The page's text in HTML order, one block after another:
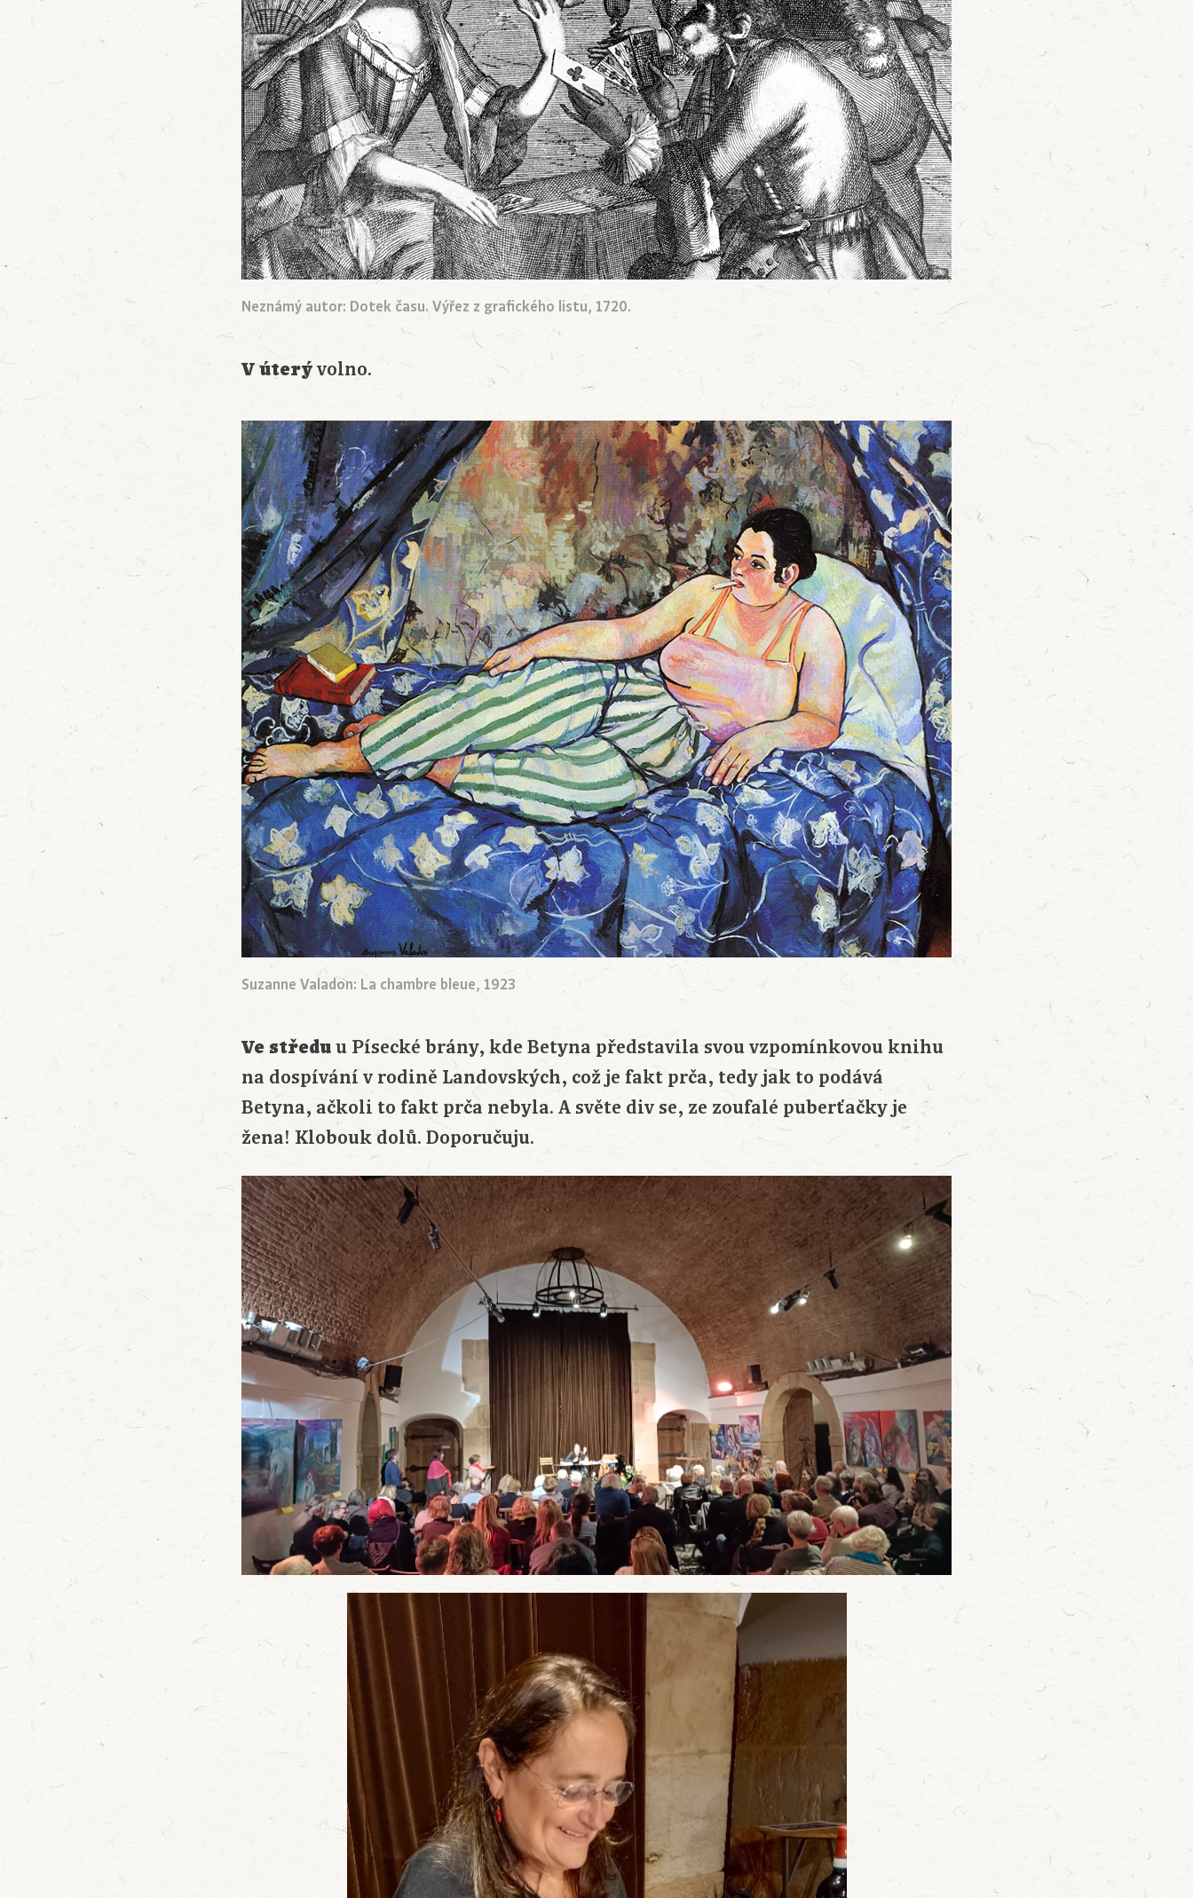
Neznámý autor: Dotek času. Výřez z grafického listu, 1720.
V úterývolno.
Suzanne Valadon: La chambre bleue, 1923
Ve středuu Písecké brány, kde Betyna představila svou vzpomínkovou knihu
na dospívání v rodině Landovských, což je fakt prča, tedy jak to podává
Betyna, ačkoli to fakt prča nebyla. A světe div se, ze zoufalé puberťačky je
žena! Klobouk dolů. Doporučuju.